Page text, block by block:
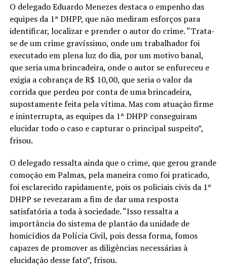
O delegado Eduardo Menezes destaca o empenho das
equipes da 1ª DHPP, que não mediram esforços para
identificar, localizar e prender o autor do crime. “Trata-
se de um crime gravíssimo, onde um trabalhador foi
executado em plena luz do dia, por um motivo banal,
que seria uma brincadeira, onde o autor se enfureceu e
exigia a cobrança de R$ 10,00, que seria o valor da
corrida que perdeu por conta de uma brincadeira,
supostamente feita pela vítima. Mas com atuação firme
e ininterrupta, as equipes da 1ª DHPP conseguiram
elucidar todo o caso e capturar o principal suspeito”,
frisou.
O delegado ressalta ainda que o crime, que gerou grande
comoção em Palmas, pela maneira como foi praticado,
foi esclarecido rapidamente, pois os policiais civis da 1ª
DHPP se revezaram a fim de dar uma resposta
satisfatória a toda à sociedade. “Isso ressalta a
importância do sistema de plantão da unidade de
homicídios da Polícia Civil, pois dessa forma, fomos
capazes de promover as diligências necessárias à
elucidação desse fato”, frisou.